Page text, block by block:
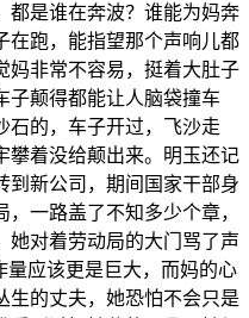
都是谁在奔波？谁能为妈奔
在跑，能指望那个声响儿都
妈非常不容易，挺着大肚子
子颠得都能让人脑袋撞车
石的，车子开过，飞沙走
攀着没给颠出来。明玉还记
到新公司，期间国家干部身
一路盖了不知多少个章，
她对着劳动局的大门骂了声
量应该更是巨大，而妈的心
生的丈夫，她恐怕不会只是